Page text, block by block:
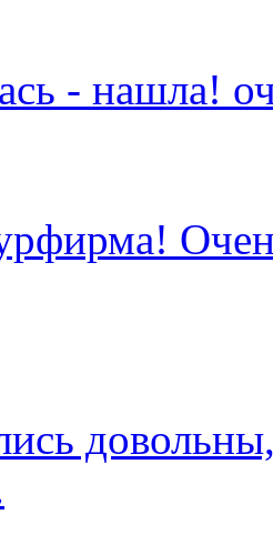
- нашла!